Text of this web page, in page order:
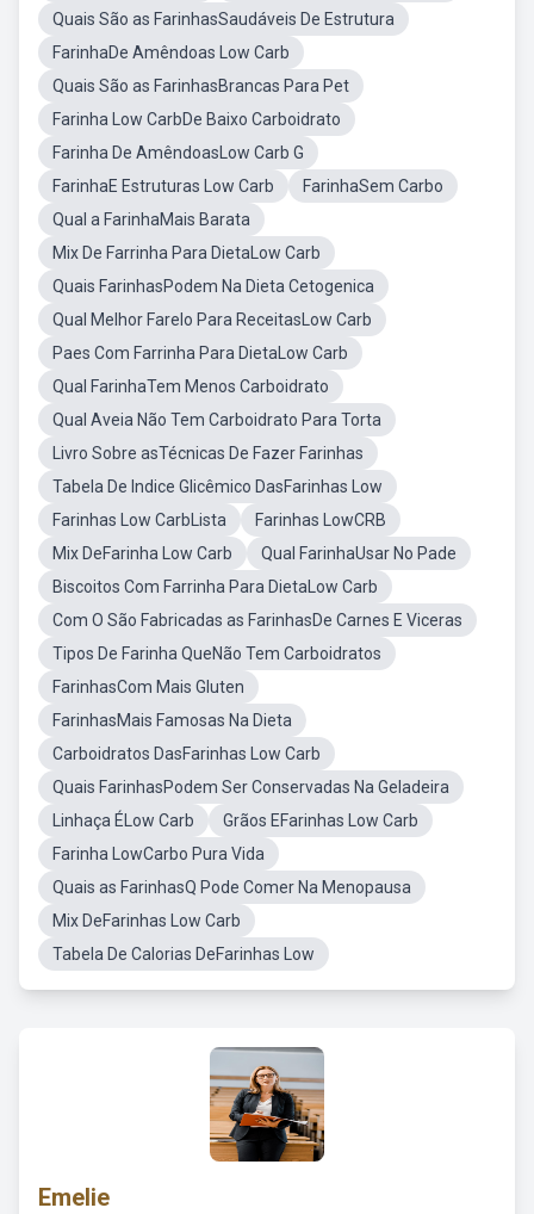
Quais São as FarinhasSaudáveis De Estrutura
FarinhaDe Amêndoas Low Carb
Quais São as FarinhasBrancas Para Pet
Farinha Low CarbDe Baixo Carboidrato
Farinha De AmêndoasLow Carb G
FarinhaE Estruturas Low Carb
FarinhaSem Carbo
Qual a FarinhaMais Barata
Mix De Farrinha Para DietaLow Carb
Quais FarinhasPodem Na Dieta Cetogenica
Qual Melhor Farelo Para ReceitasLow Carb
Paes Com Farrinha Para DietaLow Carb
Qual FarinhaTem Menos Carboidrato
Qual Aveia Não Tem Carboidrato Para Torta
Livro Sobre asTécnicas De Fazer Farinhas
Tabela De Indice Glicêmico DasFarinhas Low
Farinhas Low CarbLista
Farinhas LowCRB
Mix DeFarinha Low Carb
Qual FarinhaUsar No Pade
Biscoitos Com Farrinha Para DietaLow Carb
Com O São Fabricadas as FarinhasDe Carnes E Viceras
Tipos De Farinha QueNão Tem Carboidratos
FarinhasCom Mais Gluten
FarinhasMais Famosas Na Dieta
Carboidratos DasFarinhas Low Carb
Quais FarinhasPodem Ser Conservadas Na Geladeira
Linhaça ÉLow Carb
Grãos EFarinhas Low Carb
Farinha LowCarbo Pura Vida
Quais as FarinhasQ Pode Comer Na Menopausa
Mix DeFarinhas Low Carb
Tabela De Calorias DeFarinhas Low
Emelie